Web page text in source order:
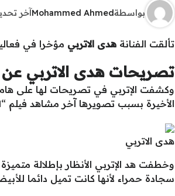
بواسطةMohammed Ahmedآخر
تألقت الفنانة هدى الاتربي مؤخرا في
تصريحات هدى الاتربي
وكشفت الإتربي في تصريحات لها على
الأخيرة بسبب تصويرها آخر مشاهد فيلم “١٠١ مطافي” خلال الأيام الأولى من المهرجان.
هدى الاتربي
وخطفت هد الإتربي الأنظار بإطلالة
سجادة حمراء لأنها كانت تميل دائما